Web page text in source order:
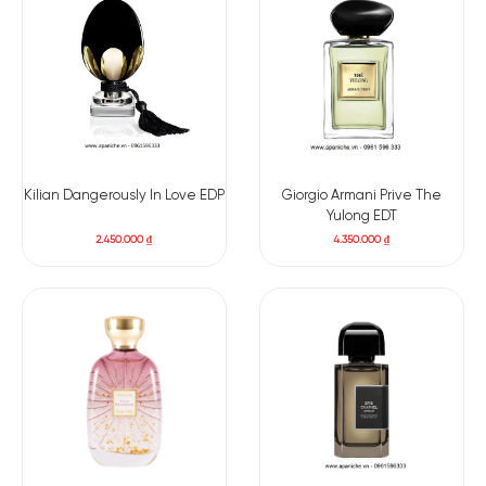
Kilian Dangerously In Love EDP
2.450.000₫
Giorgio Armani Prive The
Yulong EDT
4.350.000₫